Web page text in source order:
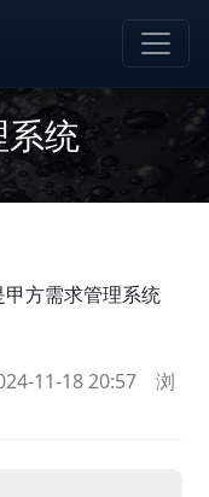
统
甲方需求管理系统
11-18 20:57
浏